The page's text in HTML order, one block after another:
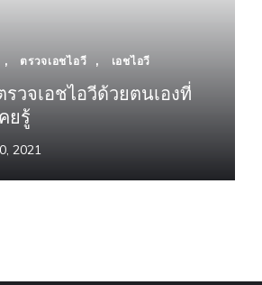
, ตรวจเอชไอวี , เอชไอวี
วจเอชไอวีด้วยตนเองที่
ยรู้
2021